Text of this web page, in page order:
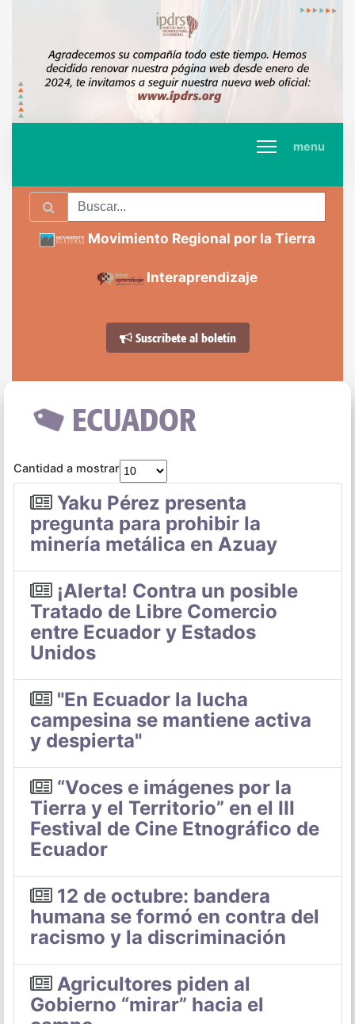
menu
Movimiento Regional por la Tierra
Interaprendizaje
Suscríbete al boletín
ECUADOR
Cantidad a mostrar
Yaku Pérez presenta
pregunta para prohibir la
minería metálica en Azuay
¡Alerta! Contra un posible
Tratado de Libre Comercio
entre Ecuador y Estados
Unidos
"En Ecuador la lucha
campesina se mantiene activa
y despierta"
“Voces e imágenes por la
Tierra y el Territorio” en el III
Festival de Cine Etnográfico de
Ecuador
12 de octubre: bandera
humana se formó en contra del
racismo y la discriminación
Agricultores piden al
Gobierno “mirar” hacia el